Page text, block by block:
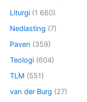
Liturgi (1 660)
Nedlasting (7)
Paven (359)
Teologi (604)
TLM (551)
van der Burg (27)